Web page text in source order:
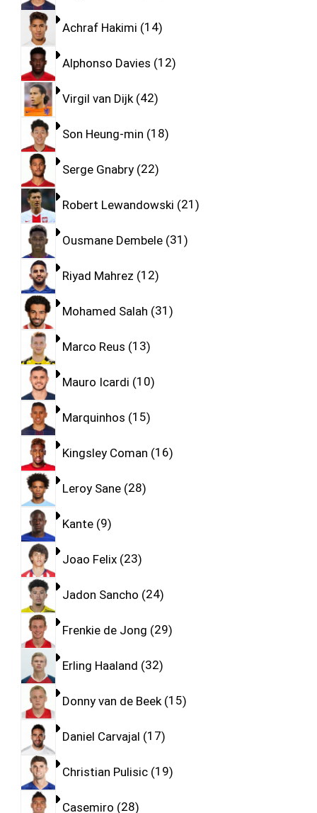
Achraf Hakimi 14
Alphonso Davies 12
Virgil van Dijk 42
Son Heung-min 18
Serge Gnabry 22
Robert Lewandowski 21
Ousmane Dembele 31
Riyad Mahrez 12
Mohamed Salah 31
Marco Reus 13
Mauro Icardi 10
Marquinhos 15
Kingsley Coman 16
Leroy Sane 28
Kante 9
Joao Felix 23
Jadon Sancho 24
Frenkie de Jong 29
Erling Haaland 32
Donny van de Beek 15
Daniel Carvajal 17
Christian Pulisic 19
Casemiro 28